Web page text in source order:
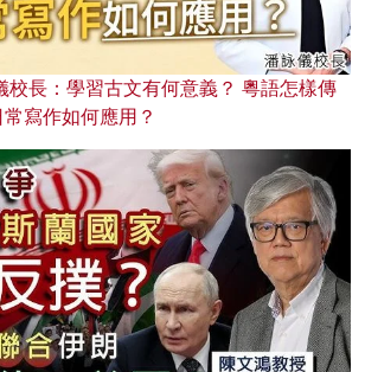
校長：學習古文有何意義？ 粵語怎樣傳
寫作如何應用？